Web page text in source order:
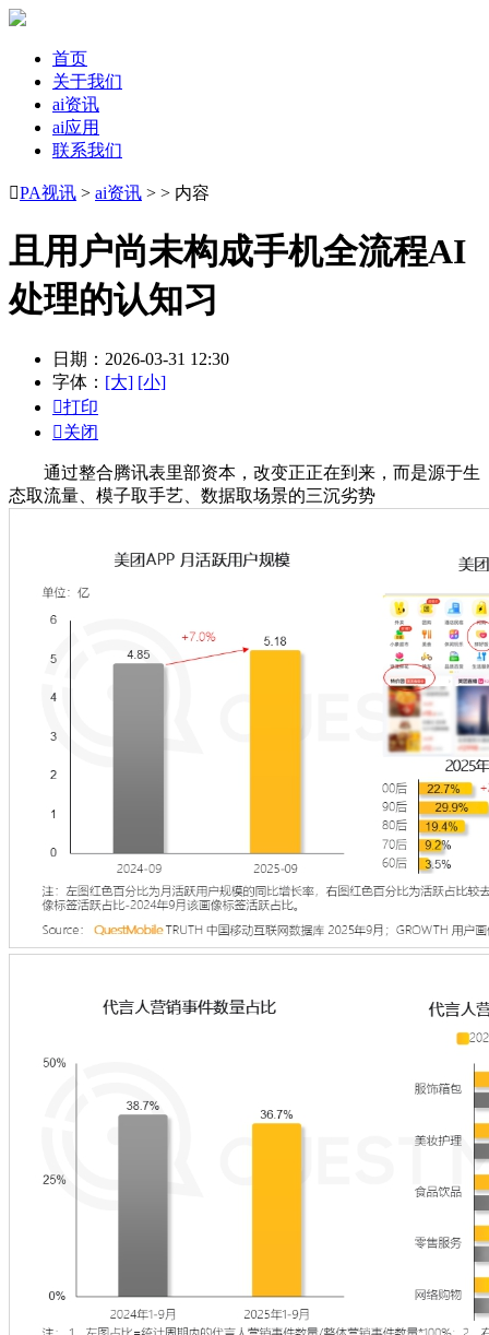
首页
关于我们
ai资讯
ai应用
联系我们
PA视讯 > ai资讯 > > 内容
且用户尚未构成手机全流程AI
处理的认知习
日期：2026-03-31 12:30
字体： [大] [小]
打印
关闭
通过整合腾讯表里部资本，改变正正在到来，而是源于生
态取流量、模子取手艺、数据取场景的三沉劣势